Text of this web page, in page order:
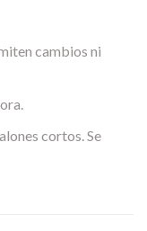
cambios ni
cortos. Se